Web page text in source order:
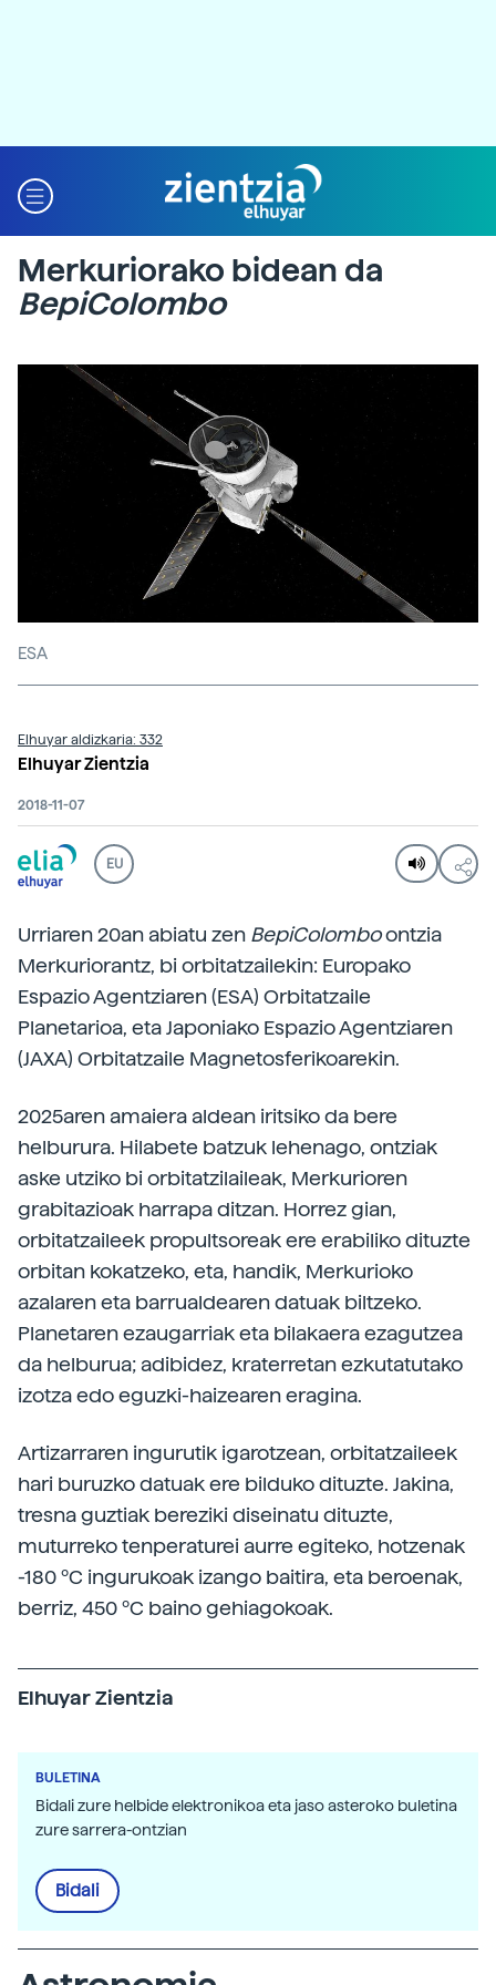
Merkuriorako bidean da
BepiColombo
ESA
Elhuyar aldizkaria: 332
Elhuyar Zientzia
2018-11-07
EU
Urriaren 20an abiatu zen BepiColomboontzia
Merkuriorantz, bi orbitatzailekin: Europako
Espazio Agentziaren (ESA) Orbitatzaile
Planetarioa, eta Japoniako Espazio Agentziaren
(JAXA) Orbitatzaile Magnetosferikoarekin.
2025aren amaiera aldean iritsiko da bere
helburura. Hilabete batzuk lehenago, ontziak
aske utziko bi orbitatzilaileak, Merkurioren
grabitazioak harrapa ditzan. Horrez gian,
orbitatzaileek propultsoreak ere erabiliko dituzte
orbitan kokatzeko, eta, handik, Merkurioko
azalaren eta barrualdearen datuak biltzeko.
Planetaren ezaugarriak eta bilakaera ezagutzea
da helburua; adibidez, kraterretan ezkutatutako
izotza edo eguzki-haizearen eragina.
Artizarraren ingurutik igarotzean, orbitatzaileek
hari buruzko datuak ere bilduko dituzte. Jakina,
tresna guztiak bereziki diseinatu dituzte,
muturreko tenperaturei aurre egiteko, hotzenak
-180 ºC ingurukoak izango baitira, eta beroenak,
berriz, 450 ºC baino gehiagokoak.
Elhuyar Zientzia
BULETINA
Bidali zure helbide elektronikoa eta jaso asteroko buletina
zure sarrera-ontzian
Bidali